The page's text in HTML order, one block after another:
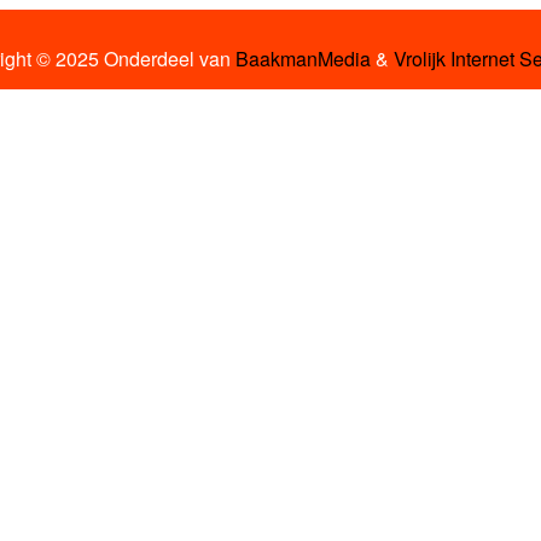
© 2025 Onderdeel van BaakmanMedia& Vrolijk Internet